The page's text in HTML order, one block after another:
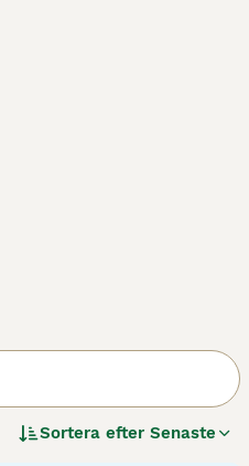
Sortera efter Senaste